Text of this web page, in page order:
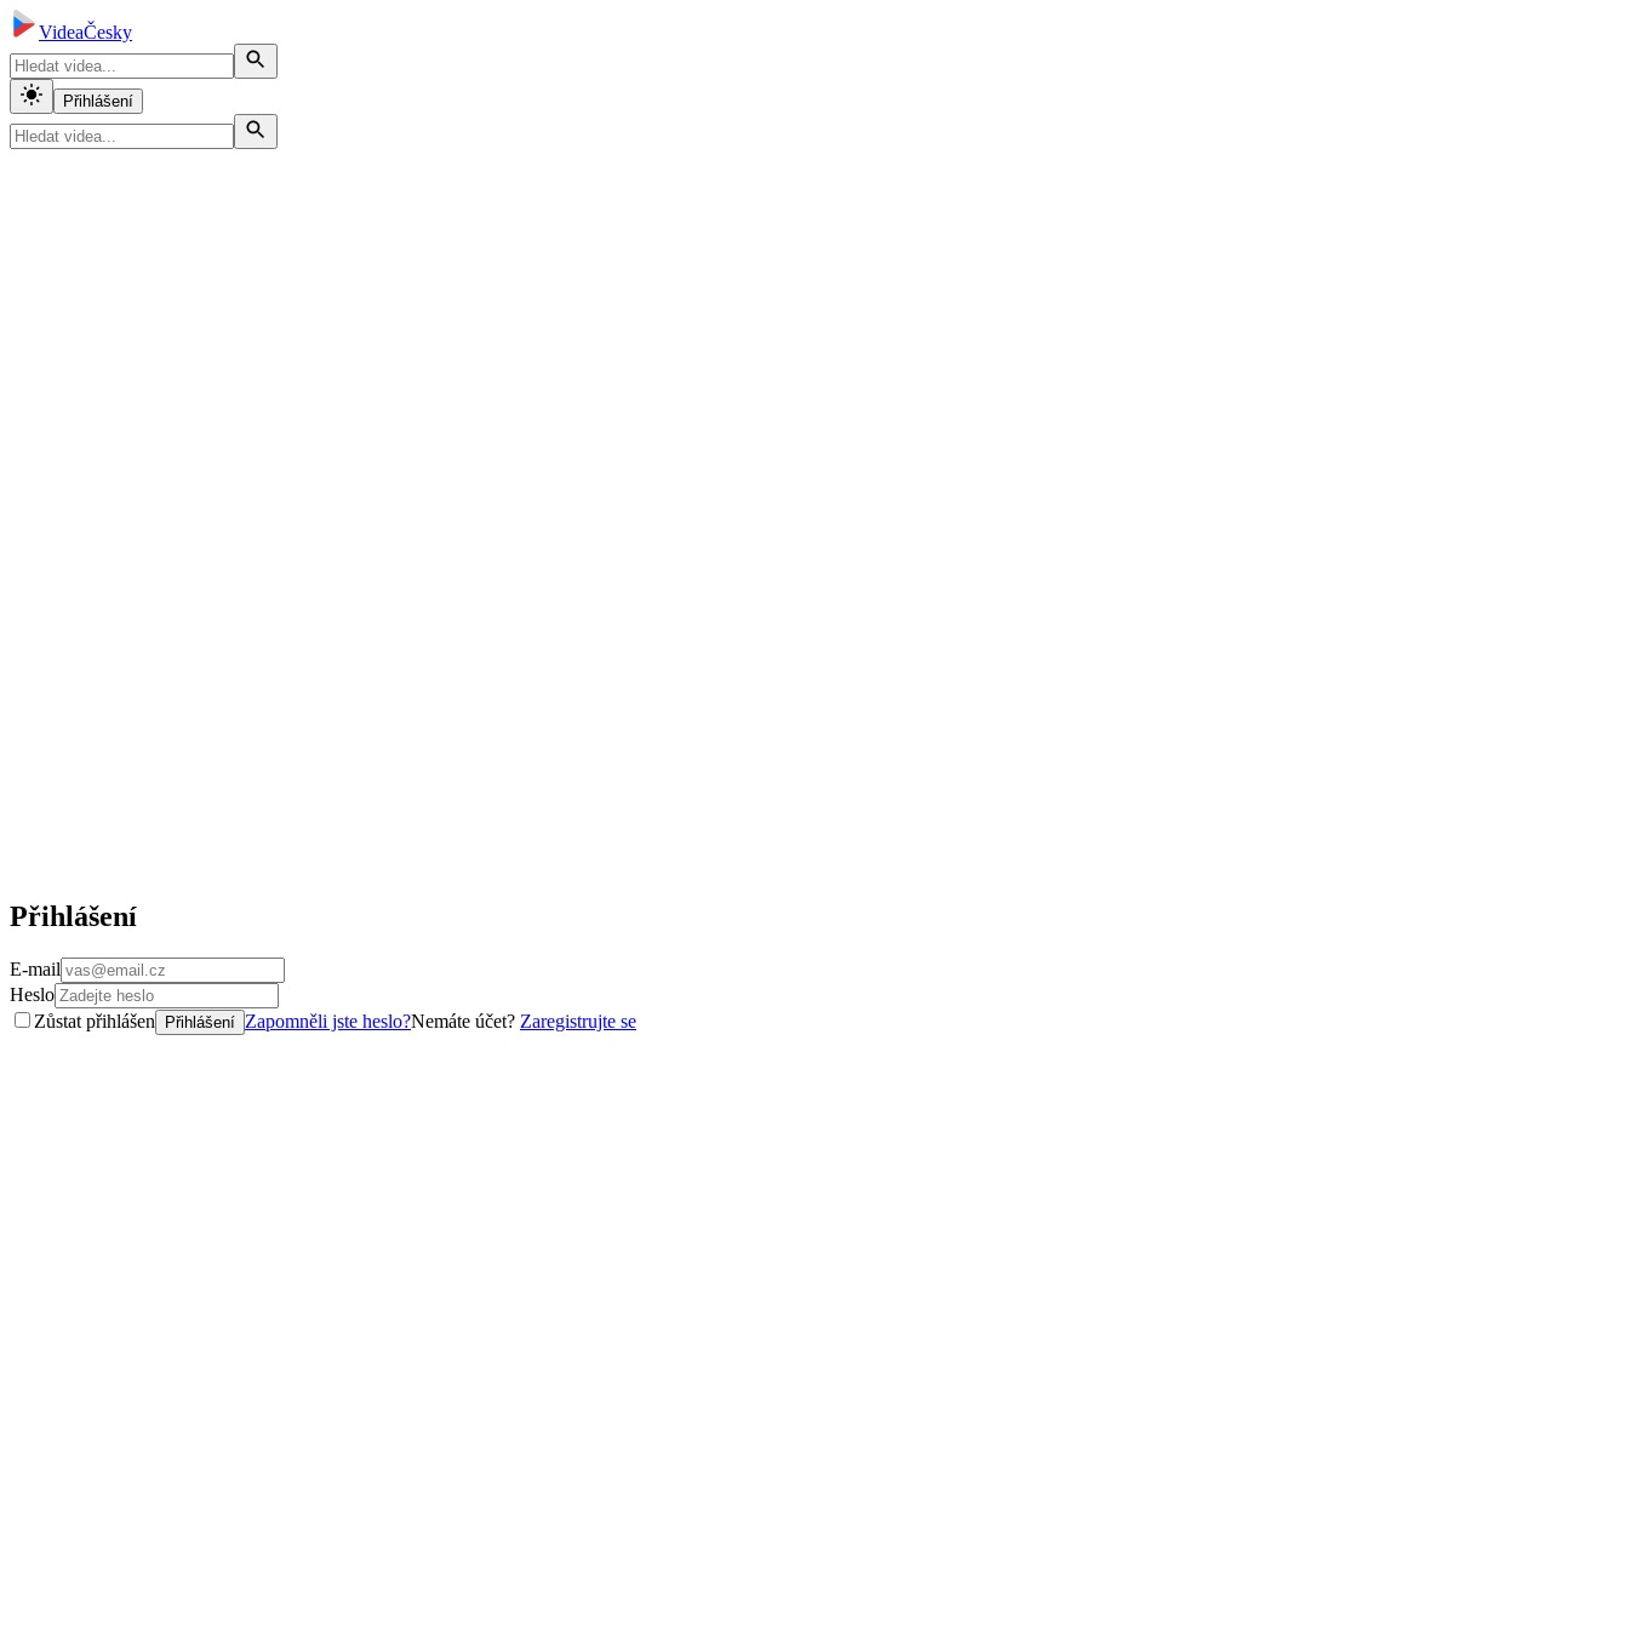
VideaČesky
Přihlášení
Přihlášení
E-mail
Heslo
Zůstat přihlášen
Přihlášení Zapomněli jste heslo?Nemáte účet? Zaregistrujte se